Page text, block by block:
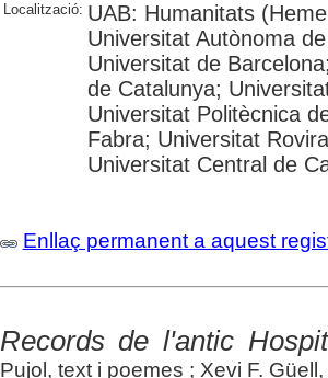
Localització: UAB: Humanitats
Universitat Autònoma
Universitat de
de Catalunya;
Universitat Politècnica
Fabra; Universitat
Universitat Central de
Enllaç permanent a aquest
Records de l'antic
Pujol, text i poemes ; Xevi F.